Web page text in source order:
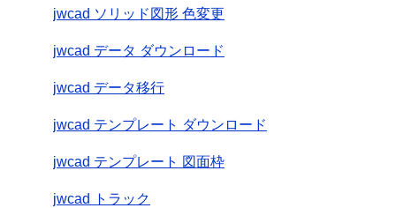
jwcad ソリッド図形 色変更
jwcad データ ダウンロード
jwcad データ移行
jwcad テンプレート ダウンロード
jwcad テンプレート 図面枠
jwcad トラック